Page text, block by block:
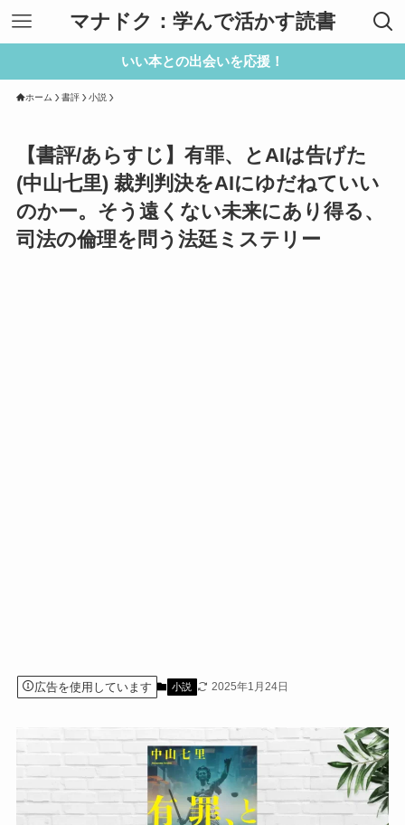
マナドク：学んで活かす読書
いい本との出会いを応援！
ホーム 書評 小説
【書評/あらすじ】有罪、とAIは告げた
(中山七里) 裁判判決をAIにゆだねていい
のかー。そう遠くない未来にあり得る、
司法の倫理を問う法廷ミステリー
広告を使用しています 小説 2025年1月24日